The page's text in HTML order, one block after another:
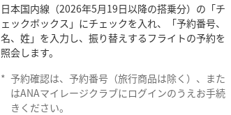
日本国内線（2026年5月19日以降の搭乗分）の「チ
ェックボックス」にチェックを入れ、「予約番号、
名、姓」を入力し、振り替えするフライトの予約を
照会します。
* 予約確認は、予約番号（旅行商品は除く）、また
はANAマイレージクラブにログインのうえお手続
きください。